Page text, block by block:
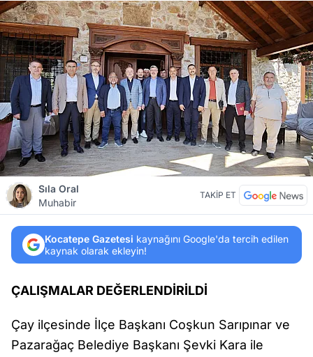
Sıla Oral
Muhabir
TAKİP ET
Kocatepe Gazetesi kaynağını Google'da tercih edilen
kaynak olarak ekleyin!
ÇALIŞMALAR DEĞERLENDİRİLDİ
Çay ilçesinde İlçe Başkanı Coşkun Sarıpınar ve
Pazarağaç Belediye Başkanı Şevki Kara ile